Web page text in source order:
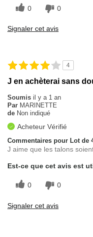
0 0
Signaler cet avis
4
J en achèterai sans
Soumis il y a 1 an
Par MARINETTE
de Non indiqué
Acheteur Vérifié
Commentaires pour Lot de
J aime que les talons
Est-ce que cet avis est
0 0
Signaler cet avis